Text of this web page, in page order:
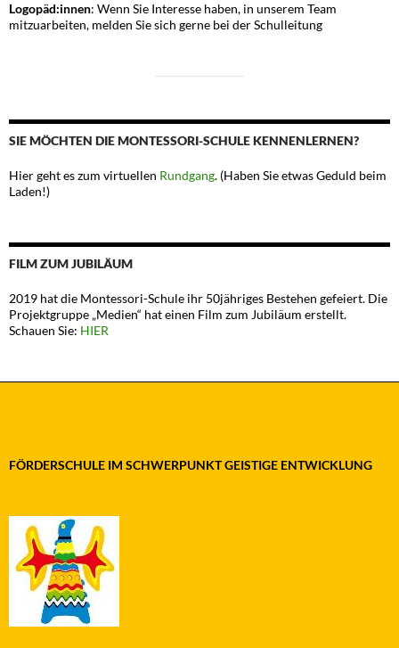
Logopäd:innen: Wenn Sie Interesse haben, in unserem Team
mitzuarbeiten, melden Sie sich gerne bei der Schulleitung
SIE MÖCHTEN DIE MONTESSORI-SCHULE KENNENLERNEN?
Hier geht es zum virtuellen Rundgang. (Haben Sie etwas Geduld beim
Laden!)
FILM ZUM JUBILÄUM
2019 hat die Montessori-Schule ihr 50jähriges Bestehen gefeiert. Die
Projektgruppe „Medien“ hat einen Film zum Jubiläum erstellt.
Schauen Sie: HIER
FÖRDERSCHULE IM SCHWERPUNKT GEISTIGE ENTWICKLUNG